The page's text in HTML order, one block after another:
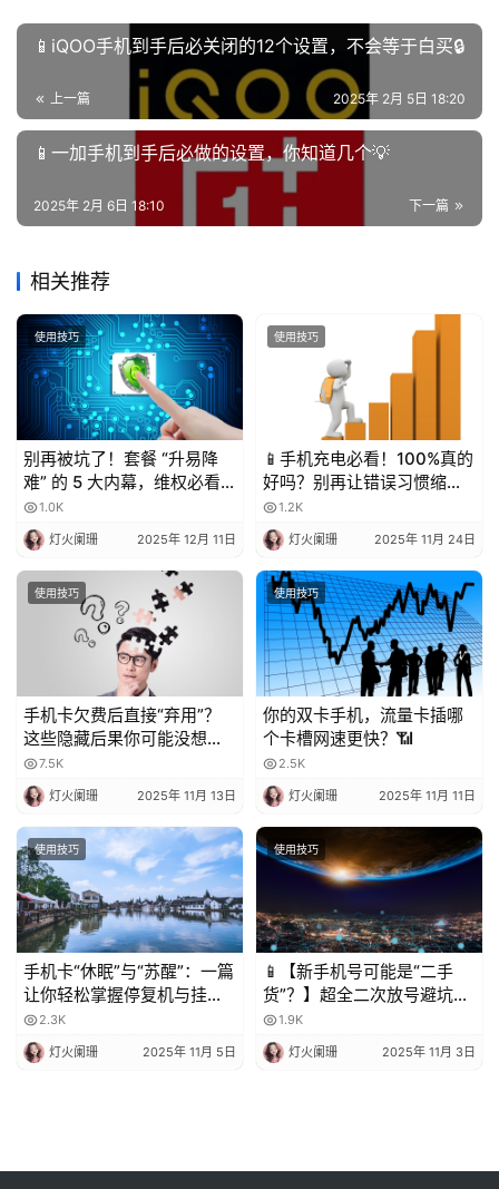
📱iQOO手机到手后必关闭的12个设置，不会等于白买🔒
上一篇 2025年 2月 5日 18:20
📱一加手机到手后必做的设置，你知道几个💡
下一篇
2025年 2月 6日 18:10
相关推荐
使用技巧
别再被坑了！套餐 “升易降
难” 的 5 大内幕，维权必看
💥1.0K
灯火阑珊 2025年 12月 11日
使用技巧
📱手机充电必看！100%真的
好吗？别再让错误习惯缩短
电池寿命！
1.2K
灯火阑珊 2025年 11月 24日
使用技巧
手机卡欠费后直接“弃用”？
这些隐藏后果你可能没想
到！
7.5K
灯火阑珊 2025年 11月 13日
使用技巧
你的双卡手机，流量卡插哪
个卡槽网速更快？📶
2.5K
灯火阑珊 2025年 11月 11日
使用技巧
手机卡“休眠”与“苏醒”：一篇
让你轻松掌握停复机与挂失
的科普指南
2.3K
灯火阑珊 2025年 11月 5日
使用技巧
📱【新手机号可能是“二手
货”？】超全二次放号避坑指
南，附完美处理攻略！✨
1.9K
灯火阑珊 2025年 11月 3日